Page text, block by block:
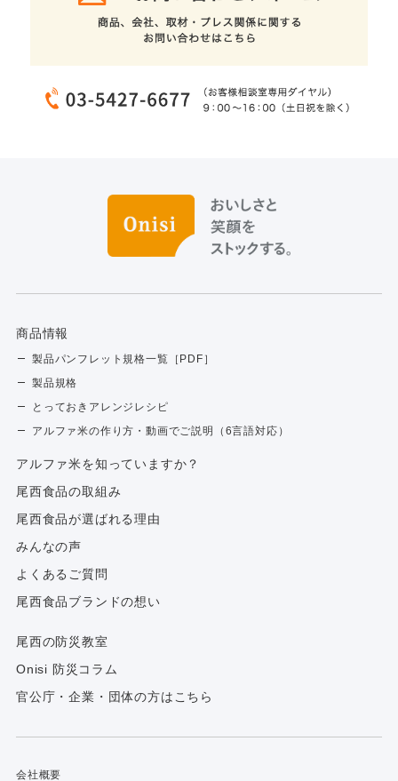
商品情報
製品パンフレット規格一覧［PDF］
製品規格
とっておきアレンジレシピ
アルファ米の作り方・動画でご説明（6言語対応）
アルファ⽶を知っていますか？
尾西食品の取組み
尾西食品が選ばれる理由
みんなの声
よくあるご質問
尾西食品ブランドの想い
尾西の防災教室
Onisi 防災コラム
官公庁・企業・団体の方はこちら
会社概要